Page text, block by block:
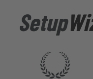
Setup